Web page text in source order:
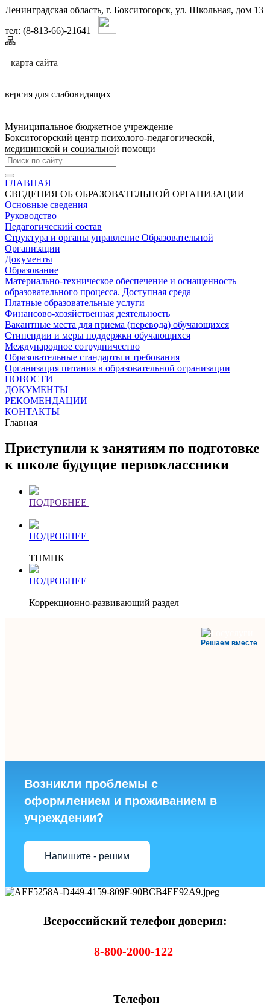
Ленинградская область, г. Бокситогорск, ул. Школьная, дом 13
тел: (8-813-66)-21641
карта сайтa
версия для слабовидящих
Муниципальное бюджетное учреждение
Бокситогорский центр психолого-педагогической,
медицинской и социальной помощи
ГЛАВНАЯ
СВЕДЕНИЯ ОБ ОБРАЗОВАТЕЛЬНОЙ ОРГАНИЗАЦИИ
Основные сведения
Руководство
Педагогический состав
Структура и органы управление Образовательной
Организации
Документы
Образование
Материально-техническое обеспечение и оснащенность
образовательного процесса. Доступная среда
Платные образовательные услуги
Финансово-хозяйственная деятельность
Вакантные места для приема (перевода) обучающихся
Стипендии и меры поддержки обучающихся
Международное сотрудничество
Образовательные стандарты и требования
Организация питания в образовательной огранизации
НОВОСТИ
ДОКУМЕНТЫ
РЕКОМЕНДАЦИИ
КОНТАКТЫ
Главная
Приступили к занятиям по подготовке
к школе будущие первоклассники
ПОДРОБНЕЕ
ПОДРОБНЕЕ
ТПМПК
ПОДРОБНЕЕ
Коррекционно-развивающий раздел
Решаем вместе
Возникли проблемы с
оформлением и проживанием в
учреждении?
Напишите - решим
Всероссийский телефон доверия:
8-800-2000-122
Телефон